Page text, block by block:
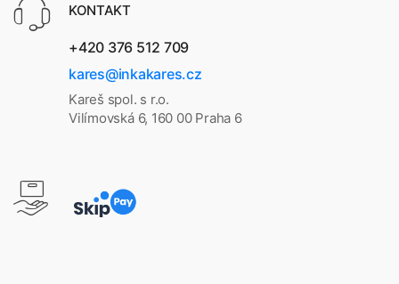
KONTAKT
+420 376 512 709
kares@inkakares.cz
Kareš spol. s r.o.
Vilímovská 6, 160 00 Praha 6